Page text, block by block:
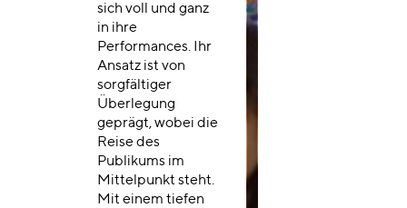
sich voll und ganz
in ihre
Performances. Ihr
Ansatz ist von
sorgfältiger
Überlegung
geprägt, wobei die
Reise des
Publikums im
Mittelpunkt steht.
Mit einem tiefen